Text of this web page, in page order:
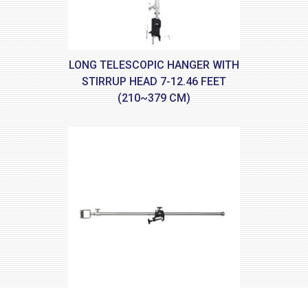
LONG TELESCOPIC HANGER WITH
STIRRUP HEAD 7-12.46 FEET
(210~379 CM)